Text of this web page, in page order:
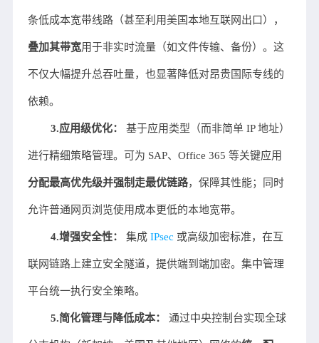
条低成本宽带线路（甚至利用美国本地互联网出口），
叠加其带宽用于非实时流量（如文件传输、备份）。这
不仅大幅提升总吞吐量，也显著降低对昂贵国际专线的
依赖。
3.应用级优化： 基于应用类型（而非简单 IP 地址）
进行精细策略管理。可为 SAP、Office 365 等关键应用
分配最高优先级并强制走最优链路，保障其性能；同时
允许普通网页浏览使用成本更低的本地宽带。
4.增强安全性： 集成IPsec 或高级加密标准，在互
联网链路上建立安全隧道，提供端到端加密。集中管理
平台统一执行安全策略。
5.简化管理与降低成本： 通过中央控制台实现全球